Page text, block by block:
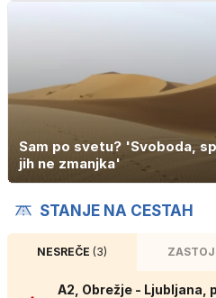
Sam po svetu? 'Svoboda,
jih ne zmanjka'
STANJE NA CESTAH
NESREČE (3)
A2, Obrežje - Ljubljana,